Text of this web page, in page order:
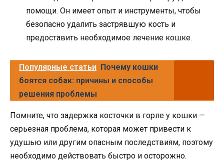
помощи. Он имеет опыт и инструменты, чтобы
безопасно удалить застрявшую кость и
предоставить необходимое лечение кошке.
Популярные статьи Почему кошки
боятся собак: причины и способы
решения проблемы
Помните, что задержка косточки в горле у кошки —
серьезная проблема, которая может привести к
удушью или другим опасным последствиям, поэтому
необходимо действовать быстро и осторожно.